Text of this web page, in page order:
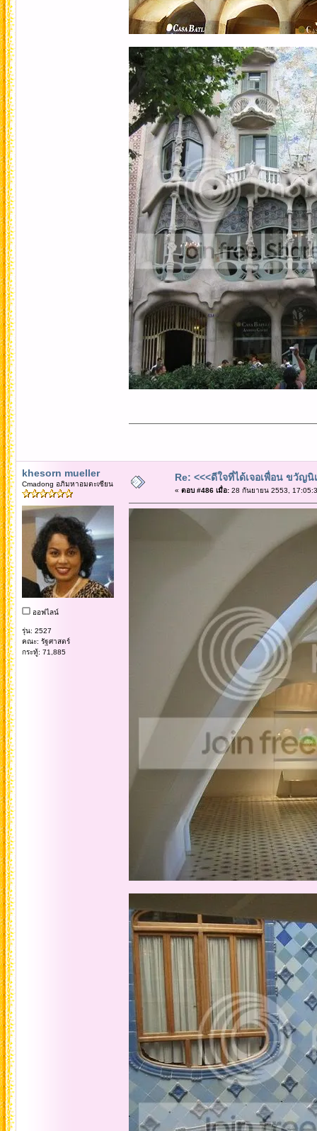
khesorn mueller
Cmadong อภิมหาอมตะเซียน
ออฟไลน์
รุ่น: 2527
คณะ: รัฐศาสตร์
กระทู้: 71,885
Re: <<<ดีใจที่ได้เจอเพื่อน ขวัญนิ
« ตอบ #486 เมื่อ:28 กันยายน 2553,